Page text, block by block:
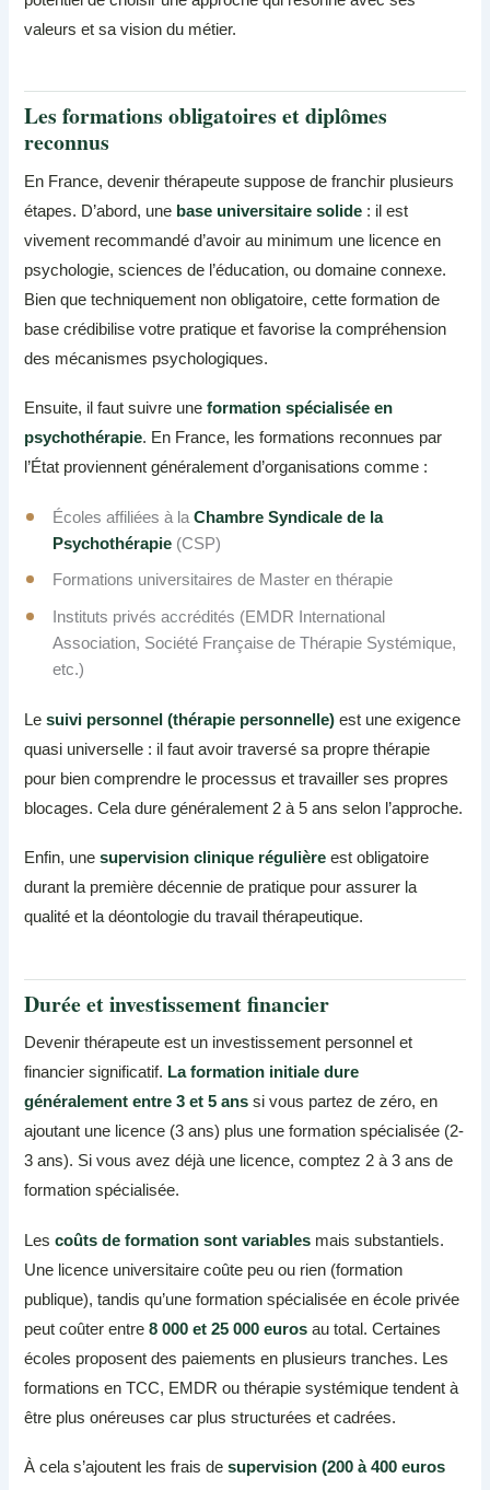
valeurs et sa vision du métier.
Les formations obligatoires et diplômes
reconnus
En France, devenir thérapeute suppose de franchir plusieurs
étapes. D’abord, une base universitaire solide : il est
vivement recommandé d’avoir au minimum une licence en
psychologie, sciences de l’éducation, ou domaine connexe.
Bien que techniquement non obligatoire, cette formation de
base crédibilise votre pratique et favorise la compréhension
des mécanismes psychologiques.
Ensuite, il faut suivre uneformation spécialisée en
psychothérapie. En France, les formations reconnues par
l’État proviennent généralement d’organisations comme :
Écoles affiliées à laChambre Syndicale de la
Psychothérapie (CSP)
Formations universitaires de Master en thérapie
Instituts privés accrédités (EMDR International
Association, Société Française de Thérapie Systémique,
etc.)
Lesuivi personnel (thérapie personnelle) est une exigence
quasi universelle : il faut avoir traversé sa propre thérapie
pour bien comprendre le processus et travailler ses propres
blocages. Cela dure généralement 2 à 5 ans selon l’approche.
Enfin, unesupervision clinique régulière est obligatoire
durant la première décennie de pratique pour assurer la
qualité et la déontologie du travail thérapeutique.
Durée et investissement financier
Devenir thérapeute est un investissement personnel et
financier significatif. La formation initiale dure
généralement entre 3 et 5 ans si vous partez de zéro, en
ajoutant une licence (3 ans) plus une formation spécialisée (2-
3 ans). Si vous avez déjà une licence, comptez 2 à 3 ans de
formation spécialisée.
Lescoûts de formation sont variables mais substantiels.
Une licence universitaire coûte peu ou rien (formation
publique), tandis qu’une formation spécialisée en école privée
peut coûter entre8 000 et 25 000 euros au total. Certaines
écoles proposent des paiements en plusieurs tranches. Les
formations en TCC, EMDR ou thérapie systémique tendent à
être plus onéreuses car plus structurées et cadrées.
À cela s’ajoutent les frais desupervision (200 à 400 euros